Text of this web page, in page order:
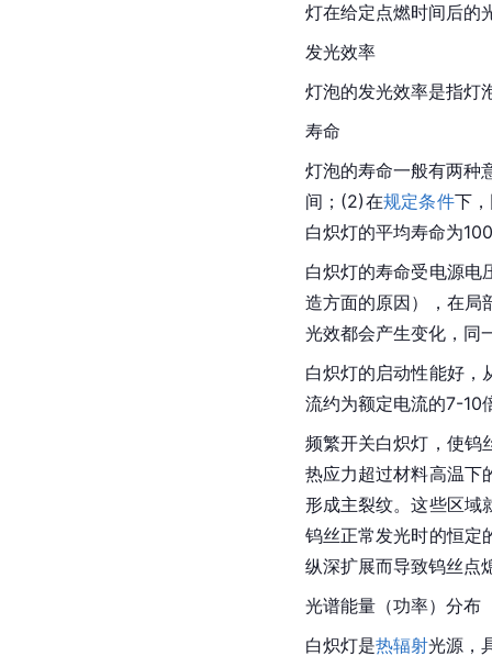
灯在给定点燃时间后的
发光效率
灯泡的发光效率是指灯
寿命
灯泡的寿命一般有两种
间；(2)在规定条件下
白炽灯的平均寿命为
白炽灯的寿命受电源电
造方面的原因），在局
光效都会产生变化，同
白炽灯的启动性能好，
流约为额定电流的7-10
频繁开关白炽灯，使钨
热应力超过材料高温下
形成主裂纹。这些区域
钨丝正常发光时的恒定
纵深扩展而导致钨丝点
光谱能量（功率）分布
白炽灯是热辐射光源，